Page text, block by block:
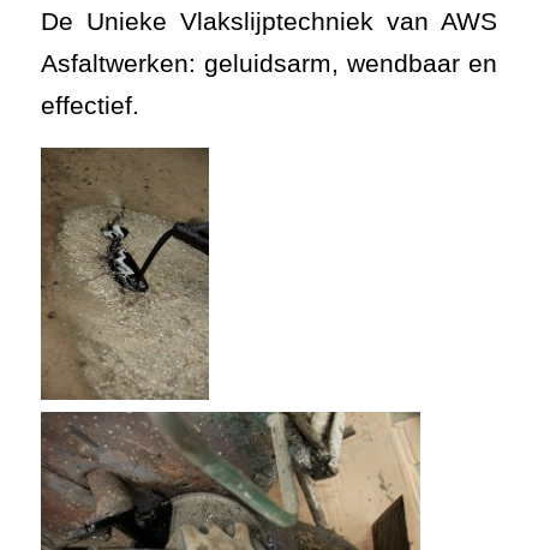
De Unieke Vlakslijptechniek van AWS
Asfaltwerken: geluidsarm, wendbaar en
effectief.